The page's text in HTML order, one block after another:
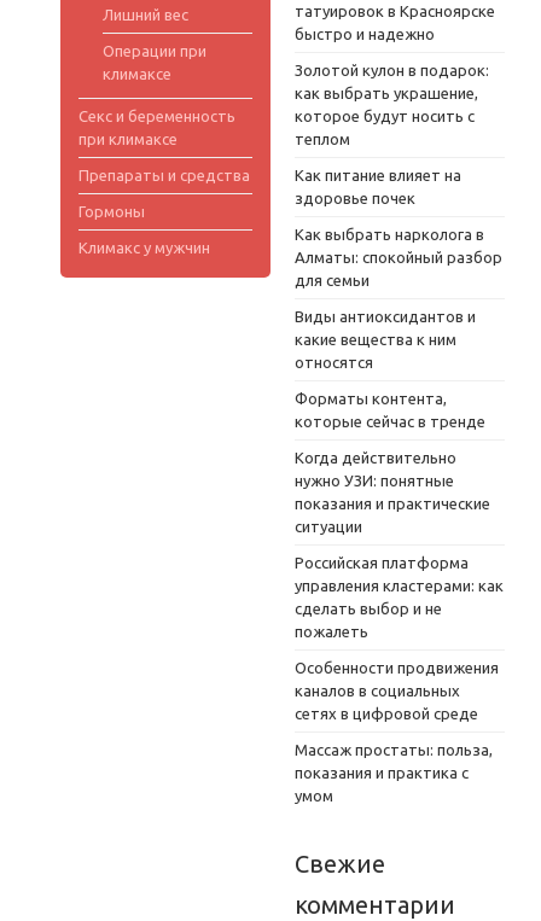
Лишний вес
Операции при
климаксе
Секс и беременность
при климаксе
Препараты и средства
Гормоны
Климакс у мужчин
татуировок в Красноярске
быстро и надежно
Золотой кулон в подарок:
как выбрать украшение,
которое будут носить с
теплом
Как питание влияет на
здоровье почек
Как выбрать нарколога в
Алматы: спокойный разбор
для семьи
Виды антиоксидантов и
какие вещества к ним
относятся
Форматы контента,
которые сейчас в тренде
Когда действительно
нужно УЗИ: понятные
показания и практические
ситуации
Российская платформа
управления кластерами: как
сделать выбор и не
пожалеть
Особенности продвижения
каналов в социальных
сетях в цифровой среде
Массаж простаты: польза,
показания и практика с
умом
Свежие
комментарии